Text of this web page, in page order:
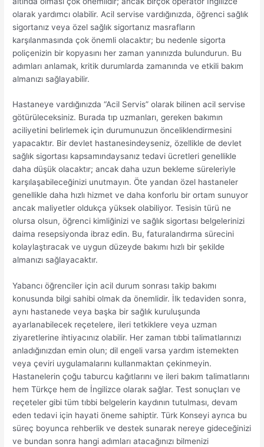
olarak yardımcı olabilir. Acil servise vardığınızda, öğrenci sağlık
sigortanız veya özel sağlık sigortanız masrafların
karşılanmasında çok önemli olacaktır; bu nedenle sigorta
poliçenizin bir kopyasını her zaman yanınızda bulundurun. Bu
adımları anlamak, kritik durumlarda zamanında ve etkili bakım
almanızı sağlayabilir.
Hastaneye vardığınızda “Acil Servis” olarak bilinen acil servise
götürüleceksiniz. Burada tıp uzmanları, gereken bakımın
aciliyetini belirlemek için durumunuzun önceliklendirmesini
yapacaktır. Bir devlet hastanesindeyseniz, özellikle de devlet
sağlık sigortası kapsamındaysanız tedavi ücretleri genellikle
daha düşük olacaktır; ancak daha uzun bekleme süreleriyle
karşılaşabileceğinizi unutmayın. Öte yandan özel hastaneler
genellikle daha hızlı hizmet ve daha konforlu bir ortam sunuyor
ancak maliyetler oldukça yüksek olabiliyor. Tesisin türü ne
olursa olsun, öğrenci kimliğinizi ve sağlık sigortası belgelerinizi
daima resepsiyonda ibraz edin. Bu, faturalandırma sürecini
kolaylaştıracak ve uygun düzeyde bakımı hızlı bir şekilde
almanızı sağlayacaktır.
Yabancı öğrenciler için acil durum sonrası takip bakımı
konusunda bilgi sahibi olmak da önemlidir. İlk tedaviden sonra,
aynı hastanede veya başka bir sağlık kuruluşunda
ayarlanabilecek reçetelere, ileri tetkiklere veya uzman
ziyaretlerine ihtiyacınız olabilir. Her zaman tıbbi talimatlarınızı
anladığınızdan emin olun; dil engeli varsa yardım istemekten
veya çeviri uygulamalarını kullanmaktan çekinmeyin.
Hastanelerin çoğu taburcu kağıtlarını ve ileri bakım talimatlarını
hem Türkçe hem de İngilizce olarak sağlar. Test sonuçları ve
reçeteler gibi tüm tıbbi belgelerin kaydının tutulması, devam
eden tedavi için hayati öneme sahiptir. Türk Konseyi ayrıca bu
süreç boyunca rehberlik ve destek sunarak nereye gideceğinizi
ve bundan sonra hangi adımları atacağınızı bilmenizi